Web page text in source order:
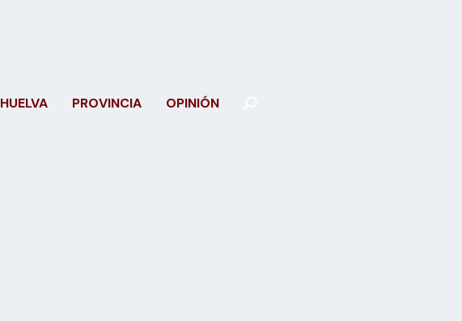
HUELVA PROVINCIA OPINIÓN